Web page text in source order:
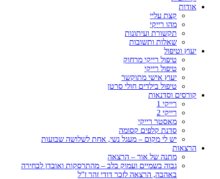
אודות
קצת עליי
מהו רייקי
תקשורת ועיתונות
שאלות ותשובות
יעוץ וטיפול
טיפול רייקי מרחוק
טיפול רייקי
יעוץ אישי מתוקשר
טיפול בילדים חולי סרטן
קורסים וסדנאות
רייקי 1
רייקי 2
מאסטר רייקי
סדנת קלפים קסומה
יש לי מקום – מעגל נשי, אחת לשלושה שבועות
הרצאות
מתנה של אור – הרצאה
גבוה בשמיים ועמוק בלב – מהתרסקות ואובדן לבחירה
באהבה, הרצאה לזכר דודי זהר ז”ל